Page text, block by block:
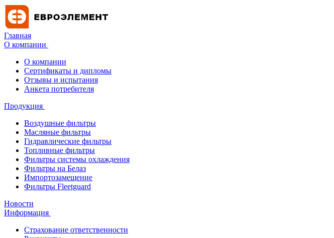
Главная
О компании
О компании
Сертификаты и дипломы
Отзывы и испытания
Анкета потребителя
Продукция
Воздушные фильтры
Масляные фильтры
Гидравлические фильтры
Топливные фильтры
Фильтры системы охлаждения
Фильтры на Белаз
Импортозамещение
Фильтры Fleetguard
Новости
Информация
Страхование ответственности